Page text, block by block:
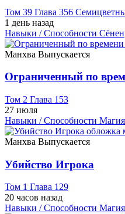
Том 39 Глава 356
1 день назад
Навыки / Способности Сёнен
Манхва Выпускается
Ограниченный по
Том 2 Глава 153
27 июля
Навыки / Способности Магия
Манхва Выпускается
Убийство Игрока
Том 1 Глава 129
20 часов назад
Навыки / Способности Магия